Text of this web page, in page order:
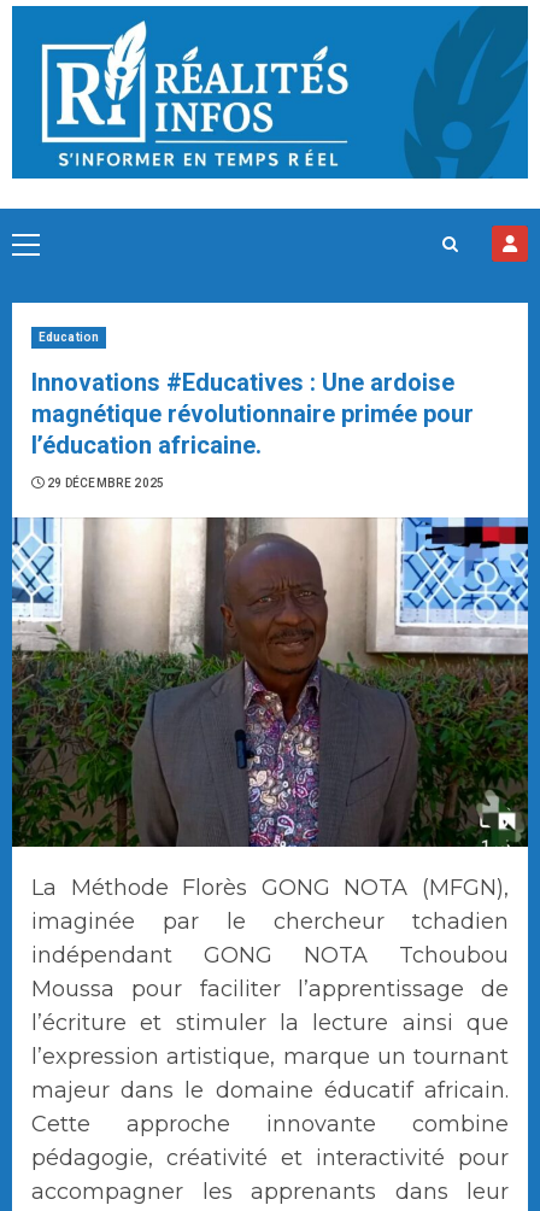
Skip
content
Primary
Education
Innovations #Educatives : Une ardoise
magnétique révolutionnaire primée pour
l’éducation africaine.
29 DÉCEMBRE 2025
La Méthode Florès GONG NOTA (MFGN),
imaginée par le chercheur tchadien
indépendant GONG NOTA Tchoubou
Moussa pour faciliter l’apprentissage de
l’écriture et stimuler la lecture ainsi que
l’expression artistique, marque un tournant
majeur dans le domaine éducatif africain.
Cette approche innovante combine
pédagogie, créativité et interactivité pour
accompagner les apprenants dans leur